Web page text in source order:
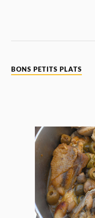
BONS PETITS PLATS